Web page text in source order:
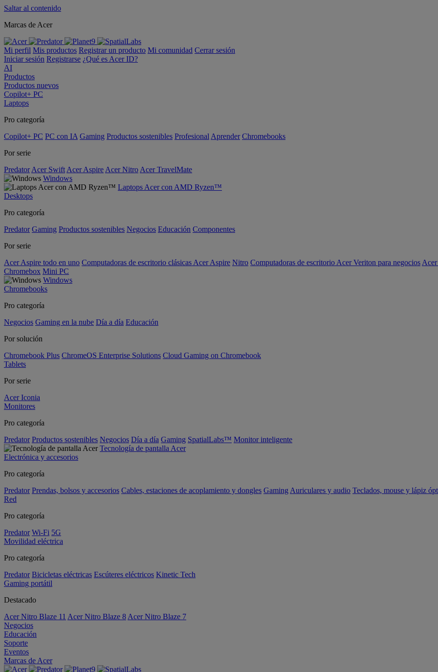
Saltar al contenido
Marcas de Acer
Mi perfil Mis productos Registrar un producto Mi comunidad Cerrar sesión
Iniciar sesión Registrarse ¿Qué es Acer ID?
AI
Productos
Productos nuevos
Copilot+ PC
Laptops
Pro categoría
Copilot+ PC PC con IA Gaming Productos sostenibles Profesional Aprender Chromebooks
Por serie
Predator Acer Swift Acer Aspire Acer Nitro Acer TravelMate
Windows
Laptops Acer con AMD Ryzen™
Desktops
Pro categoría
Predator Gaming Productos sostenibles Negocios Educación Componentes
Por serie
Acer Aspire todo en uno Computadoras de escritorio clásicas Acer Aspire Nitro Computadoras de escritorio Acer Veriton para negocios
Chromebox Mini PC
Windows
Chromebooks
Pro categoría
Negocios Gaming en la nube Día a día Educación
Por solución
Chromebook Plus ChromeOS Enterprise Solutions Cloud Gaming on Chromebook
Tablets
Por serie
Acer Iconia
Monitores
Pro categoría
Predator Productos sostenibles Negocios Día a día Gaming SpatialLabs™ Monitor inteligente
Tecnología de pantalla Acer
Electrónica y accesorios
Pro categoría
Predator Prendas, bolsos y accesorios Cables, estaciones de acoplamiento y dongles Gaming Auriculares y audio Teclados, mouse y lápiz
Red
Pro categoría
Predator Wi-Fi 5G
Movilidad eléctrica
Pro categoría
Predator Bicicletas eléctricas Escúteres eléctricos Kinetic Tech
Gaming portátil
Destacado
Acer Nitro Blaze 11 Acer Nitro Blaze 8 Acer Nitro Blaze 7
Negocios
Educación
Soporte
Eventos
Marcas de Acer